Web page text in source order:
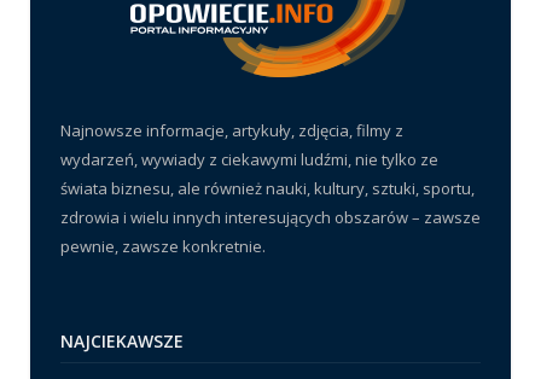
Najnowsze informacje, artykuły, zdjęcia, filmy z
wydarzeń, wywiady z ciekawymi ludźmi, nie tylko ze
świata biznesu, ale również nauki, kultury, sztuki, sportu,
zdrowia i wielu innych interesujących obszarów – zawsze
pewnie, zawsze konkretnie.
NAJCIEKAWSZE